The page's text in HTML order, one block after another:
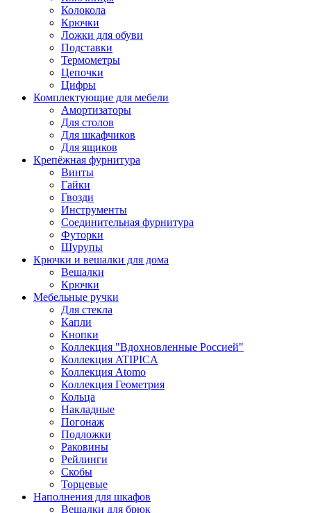
Колокола
Крючки
Ложки для обуви
Подставки
Термометры
Цепочки
Цифры
Комплектующие для мебели
Амортизаторы
Для столов
Для шкафчиков
Для ящиков
Крепёжная фурнитура
Винты
Гайки
Гвозди
Инструменты
Соединительная фурнитура
Футорки
Шурупы
Крючки и вешалки для дома
Вешалки
Крючки
Мебельные ручки
Для стекла
Капли
Кнопки
Коллекция "Вдохновленные Россией"
Коллекция ATIPICA
Коллекция Atomo
Коллекция Геометрия
Кольца
Накладные
Погонаж
Подложки
Раковины
Рейлинги
Скобы
Торцевые
Наполнения для шкафов
Вешалки для брюк